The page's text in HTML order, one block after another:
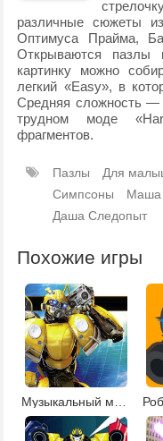
различные сюжеты
Оптимуса Прайма,
Открываются пазлы
картинку можно
легкий «Easy», в
Средняя сложность —
трудном моде
фрагментов.
Пазлы Для
Симпсоны
Маша
Даша Следопыт
Похожие игры